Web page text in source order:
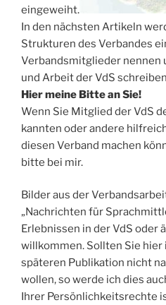
eingeweiht.
In den nächsten Artikeln
Strukturen des Verbandes
Verbandsmitglieder nennen
und Arbeit der VdS
Hier meine Bitte an Sie!
Wenn Sie Mitglied der VdS
kannten oder andere
diesen Verband machen
bitte bei mir.
Bilder aus der
„Nachrichten für
Erlebnissen in der VdS oder
willkommen. Sollten Sie hier
späteren Publikation nicht
wollen, so werde ich dies
Ihrer Persönlichkeitsrechte